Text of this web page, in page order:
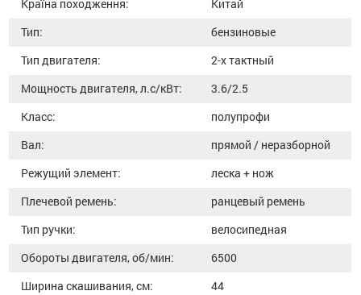
Країна походження:
Китай
Тип:
бензиновые
Тип двигателя:
2-х тактный
Мощность двигателя, л.с/кВт:
3.6/2.5
Класс:
полупрофи
Вал:
прямой / неразборной
Режущий элемент:
леска + нож
Плечевой ремень:
ранцевый ремень
Тип ручки:
велосипедная
Обороты двигателя, об/мин:
6500
Ширина скашивания, см:
44